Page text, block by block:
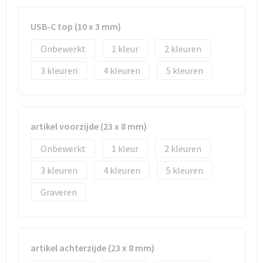
Goodiebags
Reistassensets
USB-C top (10 x 3 mm)
Onbewerkt
1
2
3
4 5
artikel voorzijde (23 x 8 mm)
Onbewerkt
1
2
3
4
5
Graveren
artikel achterzijde (23 x 8 mm)